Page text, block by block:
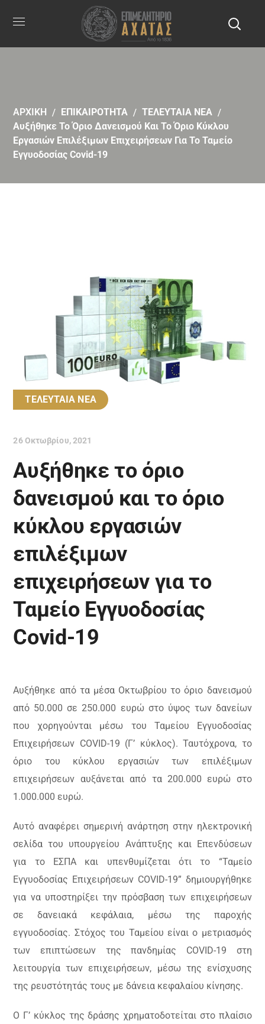
ΑΡΧΙΚΗ ΕΠΙΚΑΙΡΟΤΗΤΑ
ΤΕΛΕΥΤΑΙΑ ΝΕΑ
Αυξήθηκε Το Όριο Δανεισμού Και Το Όριο Κύκλου
Εργασιών Επιλέξιμων Επιχειρήσεων Για Το Ταμείο
Εγγυοδοσίας Covid-19
ΤΕΛΕΥΤΑΙΑ ΝΕΑ
26 Οκτωβρίου, 2021
Αυξήθηκε το όριο
δανεισμού και το όριο
κύκλου εργασιών
επιλέξιμων
επιχειρήσεων για το
Ταμείο Εγγυοδοσίας
Covid-19
Αυξήθηκε από τα μέσα Οκτωβρίου το όριο δανεισμού
από 50.000 σε 250.000 ευρώ στο ύψος των δανείων
που χορηγούνται μέσω του Ταμείου Εγγυοδοσίας
Επιχειρήσεων COVID-19 (Γ’ κύκλος). Ταυτόχρονα, το
όριο του κύκλου εργασιών των επιλέξιμων
επιχειρήσεων αυξάνεται από τα 200.000 ευρώ στο
1.000.000 ευρώ.
Αυτό αναφέρει σημερινή ανάρτηση στην ηλεκτρονική
σελίδα του υπουργείου Ανάπτυξης και Επενδύσεων
για το ΕΣΠΑ και υπενθυμίζεται ότι το “Ταμείο
Εγγυοδοσίας Επιχειρήσεων COVID-19” δημιουργήθηκε
για να υποστηρίξει την πρόσβαση των επιχειρήσεων
σε δανειακά κεφάλαια, μέσω της παροχής
εγγυοδοσίας. Στόχος του Ταμείου είναι ο μετριασμός
των επιπτώσεων της πανδημίας COVID-19 στη
λειτουργία των επιχειρήσεων, μέσω της ενίσχυσης
της ρευστότητάς τους με δάνεια κεφαλαίου κίνησης.
Ο Γ’ κύκλος της δράσης χρηματοδοτείται στο πλαίσιο